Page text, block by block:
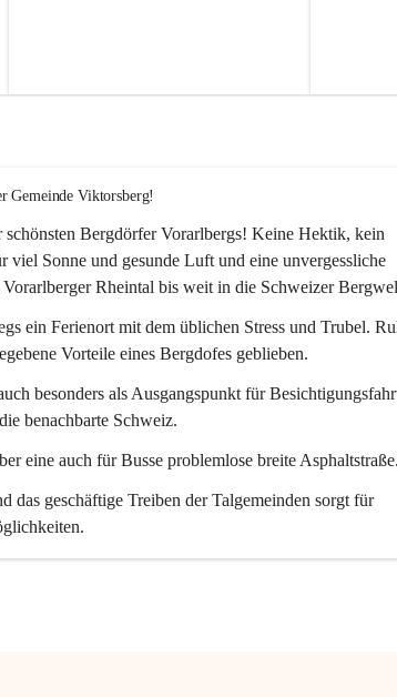
Gemeinde Viktorsberg!
schönsten Bergdörfer Vorarlbergs! Keine Hektik, kein
viel Sonne und gesunde Luft und eine unvergessliche
Vorarlberger Rheintal bis weit in die Schweizer
ein Ferienort mit dem üblichen Stress und Trubel.
Vorteile eines Bergdofes geblieben.
besonders als Ausgangspunkt für
benachbarte Schweiz.
eine auch für Busse problemlose breite
das geschäftige Treiben der Talgemeinden sorgt für